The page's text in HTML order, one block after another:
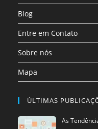
aba
Blog
Entre em Contato
Sobre nós
Mapa
ÚLTIMAS
As